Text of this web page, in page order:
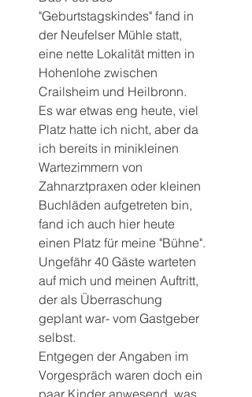
"Geburtstagskindes" fand in
der Neufelser Mühle statt,
eine nette Lokalität mitten in
Hohenlohe zwischen
Crailsheim und Heilbronn.
Es war etwas eng heute, viel
Platz hatte ich nicht, aber da
ich bereits in minikleinen
Wartezimmern von
Zahnarztpraxen oder kleinen
Buchläden aufgetreten bin,
fand ich auch hier heute
einen Platz für meine "Bühne".
Ungefähr 40 Gäste warteten
auf mich und meinen Auftritt,
der als Überraschung
geplant war- vom Gastgeber
selbst.
Entgegen der Angaben im
Vorgespräch waren doch ein
paar Kinder anwesend, was